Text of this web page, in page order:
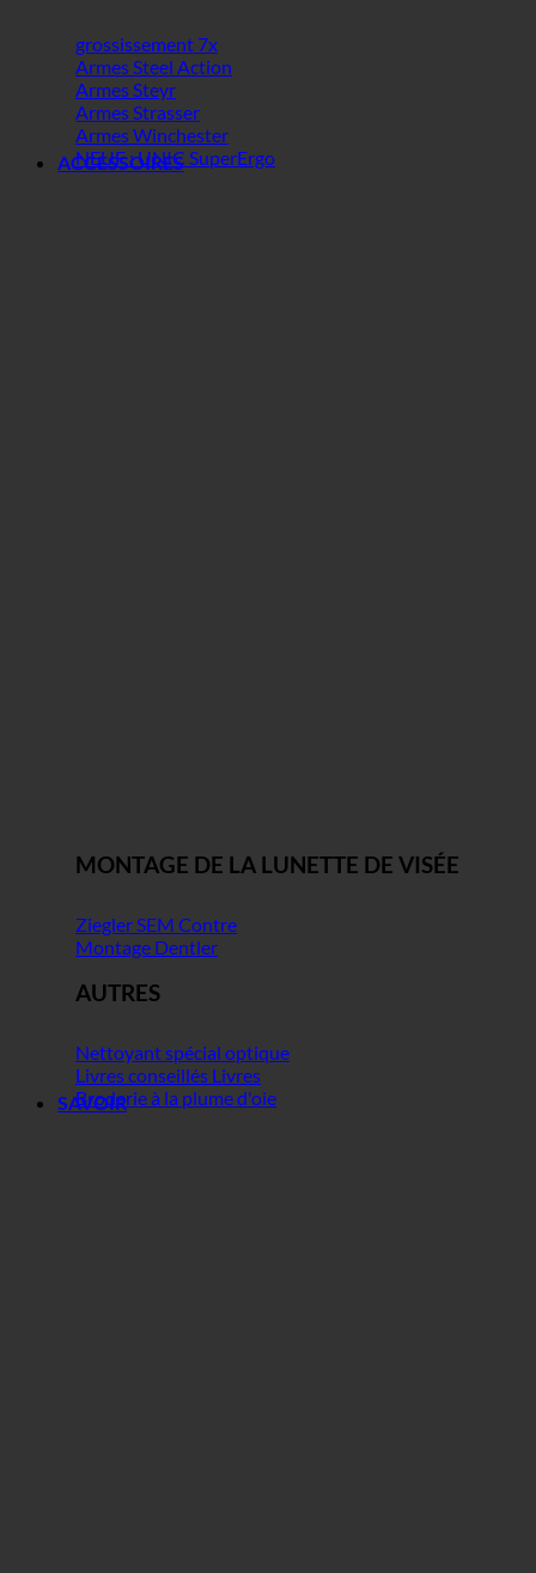
grossissement 7x
Armes Steel Action
Armes Steyr
Armes Strasser
Armes Winchester
NEUF : UNIC SuperErgo
ACCESSOIRES
MONTAGE DE LA LUNETTE DE VISÉE
Ziegler SEM Contre
Montage Dentler
AUTRES
Nettoyant spécial optique
Livres conseillés Livres
Broderie à la plume d'oie
SAVOIR